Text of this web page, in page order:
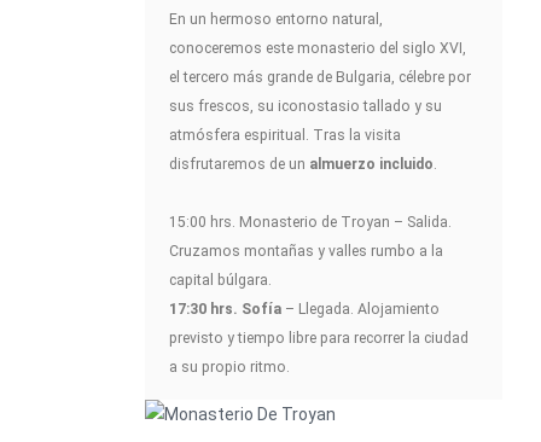
En un hermoso entorno natural,
conoceremos este monasterio del siglo XVI,
el tercero más grande de Bulgaria, célebre por
sus frescos, su iconostasio tallado y su
atmósfera espiritual. Tras la visita
disfrutaremos de un almuerzo incluido
15:00 hrs. Monasterio de Troyan – Salida.
Cruzamos montañas y valles rumbo a la
capital búlgara.
17:30 hrs. Sofía – Llegada. Alojamiento
previsto y tiempo libre para recorrer la ciudad
a su propio ritmo.